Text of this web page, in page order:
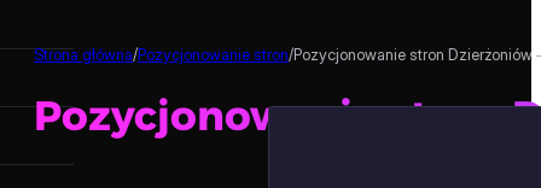
Strona główna/Pozycjonowanie stron/Pozycjonowanie stron
Pozycjonowanie stron